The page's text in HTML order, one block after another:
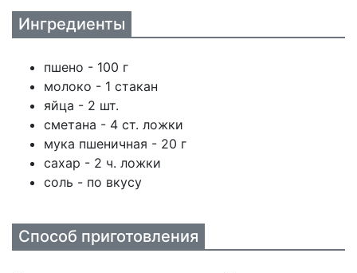
Ингредиенты
пшено - 100 г
молоко - 1 стакан
яйца - 2 шт.
сметана - 4 ст. ложки
мука пшеничная - 20 г
сахар - 2 ч. ложки
соль - по вкусу
Способ приготовления